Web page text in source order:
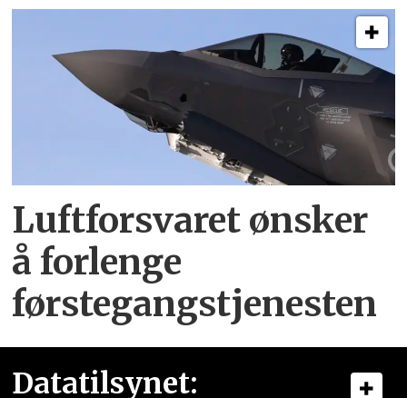
Luftforsvaret ønsker
å forlenge
førstegangstjenesten
Datatilsynet: